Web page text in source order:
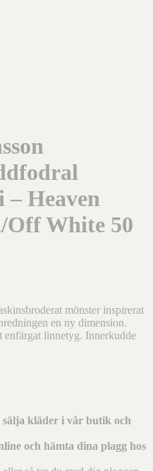
– Heaven
Off White 50
mönster inspirerat
en ny dimension.
enfärgat linnetyg. Innerkudde
kläder i vår butik och
och hämta dina plagg hos